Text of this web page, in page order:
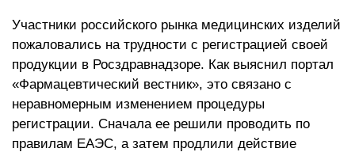
Участники российского рынка медицинских изделий
пожаловались на трудности с регистрацией своей
продукции в Росздравнадзоре. Как выяснил портал
«Фармацевтический вестник», это связано с
неравномерным изменением процедуры
регистрации. Сначала ее решили проводить по
правилам ЕАЭС, а затем продлили действие